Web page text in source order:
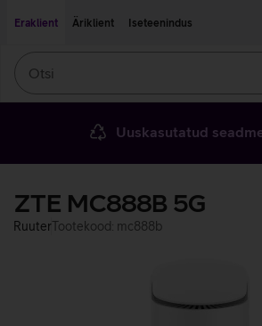
Eraklient
Äriklient Iseteenindus
Uuskasutatud
ZTE MC888B 5G
RuuterTootekood: mc888b